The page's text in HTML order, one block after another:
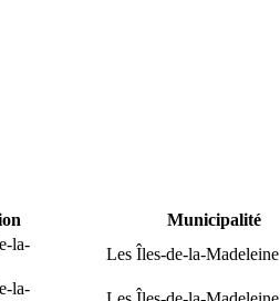
Municipalité
la-
Les Îles-de-la-Madeleine
la-